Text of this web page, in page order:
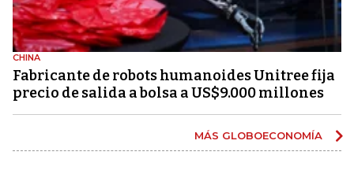
CHINA
Fabricante de robots humanoides Unitree fija
precio de salida a bolsa a US$9.000 millones
MÁS GLOBOECONOMÍA